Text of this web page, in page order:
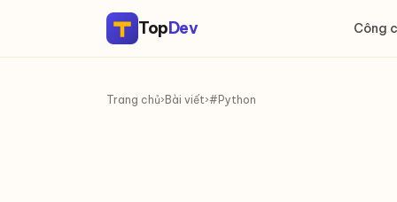
TopDev Công
Trang chủ› Bài viết›#Python